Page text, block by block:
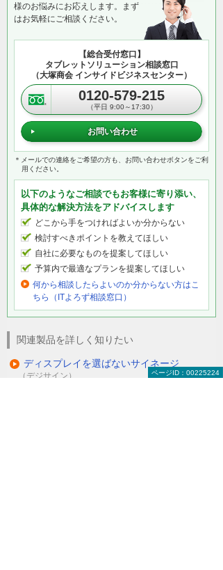
様のお悩みにお応えします。まず
はお気軽にご相談ください。
【総合受付窓口】
タブレットソリューション相談窓口
（大塚商会 インサイドビジネスセンター）
0120-579-215
（平日 9:00～17:30）
お問い合わせ
＊メールでの連絡をご希望の方も、お問い合わせボタンをご利
用ください。
以下のようなご相談でもお客様に寄り添い、
具体的な解決方法をアドバイスします
どこから手をつければよいか分からない
検討すべきポイントを教えてほしい
自社に必要なものを提案してほしい
予算内で最適なプランを提案してほしい
何から相談したらよいのか分からない方はこ
ちら（ITよろず相談窓口）
関連製品を詳しく知りたい
ディスプレイを選ばないサイネージ
（デジサイン） ページID：00225224